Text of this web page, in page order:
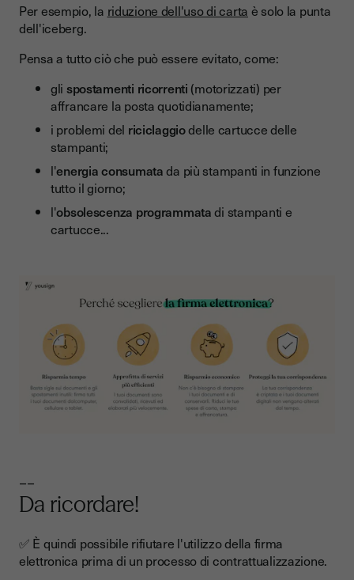
Per esempio, la riduzione dell'uso di carta è solo la punta
dell'iceberg.
Pensa a tutto ciò che può essere evitato, come:
gli spostamenti ricorrenti (motorizzati) per
affrancare la posta quotidianamente;
i problemi del riciclaggiodelle cartucce delle
stampanti;
l'energia consumatada più stampanti in funzione
tutto il giorno;
l'obsolescenza programmatadi stampanti e
cartucce...
--
Da ricordare!
✅ È quindi possibile rifiutare l'utilizzo della firma
elettronica prima di un processo di contrattualizzazione.